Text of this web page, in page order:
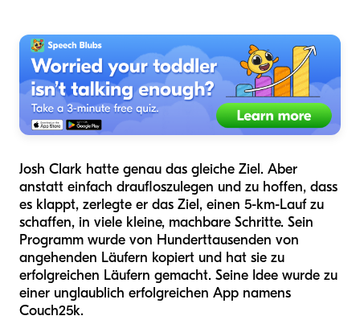
Josh Clark hatte genau das gleiche Ziel. Aber
anstatt einfach draufloszulegen und zu hoffen, dass
es klappt, zerlegte er das Ziel, einen 5-km-Lauf zu
schaffen, in viele kleine, machbare Schritte. Sein
Programm wurde von Hunderttausenden von
angehenden Läufern kopiert und hat sie zu
erfolgreichen Läufern gemacht. Seine Idee wurde zu
einer unglaublich erfolgreichen App namens
Couch25k.